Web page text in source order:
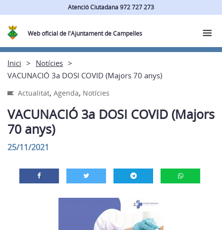
Atenció Ciutadana 972 727 273
Web oficial de l'Ajuntament de Campelles
Inici
Notícies
VACUNACIÓ 3a DOSI COVID (Majors 70 anys)
Actualitat, Agenda, Notícies
VACUNACIÓ 3a DOSI COVID (Majors
70 anys)
25/11/2021